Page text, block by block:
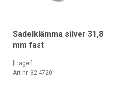
Sadelklämma silver 31,8
mm fast
[I lager]
Art nr. 32-4720